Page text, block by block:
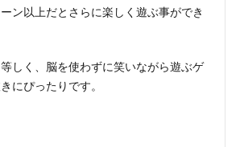
ン以上だとさらに楽しく遊ぶ事ができ
しく、脳を使わずに笑いながら遊ぶゲ
にぴったりです。